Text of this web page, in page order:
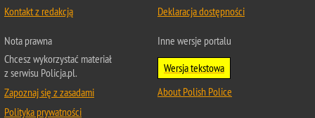
Kontakt z redakcją
Deklaracja dostępności
Nota prawna
Chcesz wykorzystać materiał
z serwisu Policja.pl.
Zapoznaj się z zasadami
Polityka prywatności
Inne wersje portalu
Wersja tekstowa
About Polish Police